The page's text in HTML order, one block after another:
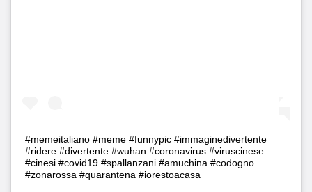
#memeitaliano #meme #funnypic #immaginedivertente
#ridere #divertente #wuhan #coronavirus #viruscinese
#cinesi #covid19 #spallanzani #amuchina #codogno
#zonarossa #quarantena #iorestoacasa